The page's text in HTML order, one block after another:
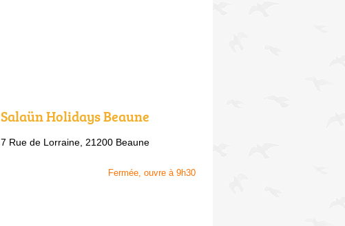
Salaün Holidays Beaune
7 Rue de Lorraine, 21200 Beaune
Fermée, ouvre à 9h30